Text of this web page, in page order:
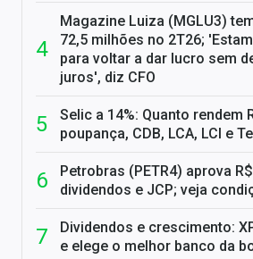
Magazine Luiza (MGLU3)
72,5 milhões no 2T26;
para voltar a dar lucro sem
juros', diz CFO
Selic a 14%: Quanto rendem
poupança, CDB, LCA, LCI e
Petrobras (PETR4) aprova
dividendos e JCP; veja
Dividendos e crescimento:
e elege o melhor banco da